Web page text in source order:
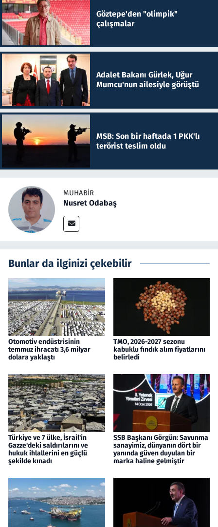
Göztepe'den "olimpik"
çalışmalar
Adalet Bakanı Gürlek, Uğur
Mumcu'nun ailesiyle görüştü
MSB: Son bir haftada 1 PKK'lı
terörist teslim oldu
MUHABIR
Nusret Odabaş
Bunlar da ilginizi çekebilir
Otomotiv endüstrisinin
temmuz ihracatı 3,6 milyar
dolara yaklaştı
TMO, 2026-2027 sezonu
kabuklu fındık alım fiyatlarını
belirledi
Türkiye ve 7 ülke, İsrail'in
Gazze'deki saldırılarını ve
hukuk ihlallerini en güçlü
şekilde kınadı
SSB Başkanı Görgün: Savunma
sanayimiz, dünyanın dört bir
yanında güven duyulan bir
marka haline gelmiştir